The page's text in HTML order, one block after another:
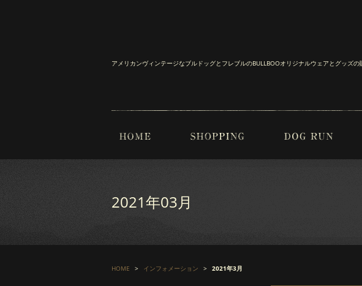
アメリカンヴィンテージなブルドッグとフレブルのBULLBOOオリジナルウェアとグッズ
2021年03月
HOME インフォメーション 2021年3月